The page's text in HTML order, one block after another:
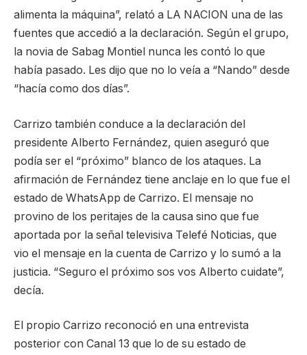
alimenta la máquina”, relató a LA NACION una de las
fuentes que accedió a la declaración. Según el grupo,
la novia de Sabag Montiel nunca les contó lo que
había pasado. Les dijo que no lo veía a “Nando” desde
“hacía como dos días”.
Carrizo también conduce a la declaración del
presidente Alberto Fernández, quien aseguró que
podía ser el “próximo” blanco de los ataques. La
afirmación de Fernández tiene anclaje en lo que fue el
estado de WhatsApp de Carrizo. El mensaje no
provino de los peritajes de la causa sino que fue
aportada por la señal televisiva Telefé Noticias, que
vio el mensaje en la cuenta de Carrizo y lo sumó a la
justicia. “Seguro el próximo sos vos Alberto cuidate”,
decía.
El propio Carrizo reconoció en una entrevista
posterior con Canal 13 que lo de su estado de